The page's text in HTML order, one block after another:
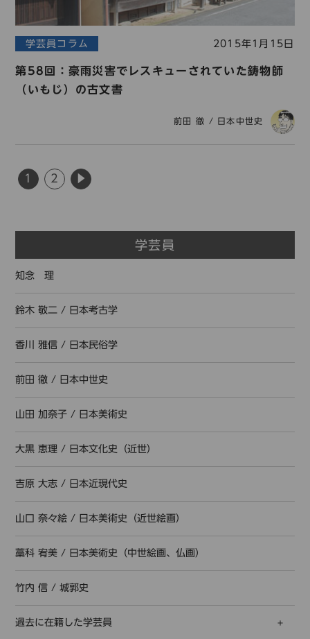
学芸員コラム 2015年1月15日
第58回：豪雨災害でレスキューされていた鋳物師
（いもじ）の古文書
前田 徹 / 日本中世史
1 2 ▶
学芸員
知念 理
鈴木 敬二 / 日本考古学
香川 雅信 / 日本民俗学
前田 徹 / 日本中世史
山田 加奈子 / 日本美術史
大黒 恵理 / 日本文化史（近世）
吉原 大志 / 日本近現代史
山口 奈々絵 / 日本美術史（近世絵画）
藁科 宥美 / 日本美術史（中世絵画、仏画）
竹内 信 /城郭史
過去に在籍した学芸員